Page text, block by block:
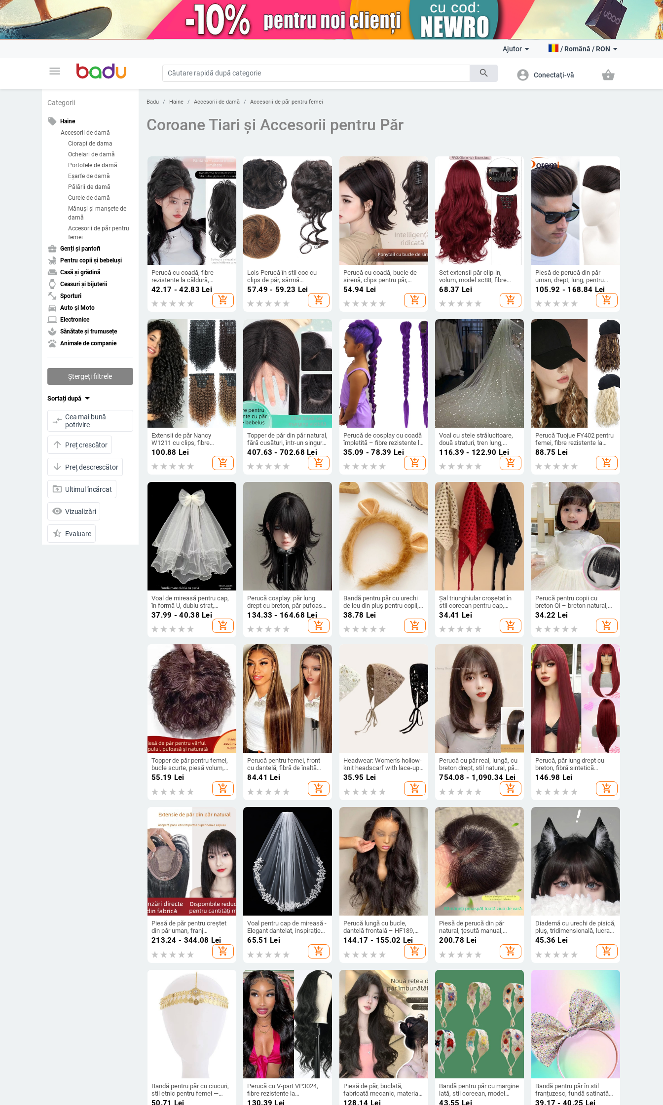
menu search
Ajutor / Română / RON
account_circle Conectați-vă shopping_basket
Categorii
local_offer
Haine
Accesorii de damă
Ciorapi de dama
Ochelari de damă
Portofele de damă
Eșarfe de damă
Pălării de damă
Curele de damă
Mănuși și manșete de
damă
Accesorii de păr pentru
femei
business_center Genți și pantofi
child_friendly Pentru copii și bebeluși
weekend Casă și grădină
watch Ceasuri și bijuterii
fitness_center Sporturi
directions_car Auto și Moto
laptop Electronice
spa Sănătate și frumusețe
pets Animale de companie
Ștergeți filtrele
Sortați după arrow_drop_down
compare_arrows Cea mai bună
potrivire
arrow_upward Preț crescător
arrow_downward Preț descrescător
drive_folder_upload Ultimul încărcat
visibility Vizualizări
star_half Evaluare
Badu Haine Accesorii de damă Accesorii de păr pentru femei
Coroane Tiari și Accesorii pentru Păr
Perucă cu coadă, fibre
rezistente la căldură,
lungime medie‑lungă, stil
cascadă cu bucle, model
coadă cascadă, nu poate fi
42.17 - 42.83 Lei
add_shopping_cart
Lois Perucă în stil coc cu
clips de păr, sârmă
rezistentă la temperaturi
înalte, opțiuni de clips: clip
mic sau clip mare, nu este
compatibilă cu vopsirea cu
57.49 - 59.23 Lei
add_shopping_cart
Perucă cu coadă, bucle de
sirenă, clips pentru păr,
coadă scurtă, coroană înaltă,
54.94 Lei
add_shopping_cart
Set extensii păr clip-in,
volum, model sc88, fibre
rezistente la temperatură
înaltă, lungime șuviță 13 cm
68.37 Lei
add_shopping_cart
Piesă de perucă din păr
uman, drept, lung, pentru
bărbați, model BF139-BF142
105.92 - 168.84 Lei
add_shopping_cart
Extensii de păr Nancy
W1211 cu clips, fibre
sintetice rezistente la
temperatură, volum, pot fi
vopsite și permutate
100.88 Lei
add_shopping_cart
Topper de păr din păr natural,
fără cusături, într-un singur
bloc, complet lucrat manual,
oferă volum și acoperire a
părului alb, breton drept sau
407.63 - 702.68 Lei
add_shopping_cart
Perucă de cosplay cu coadă
împletită – fibre rezistente la
căldură, mecanism de
construcție
35.09 - 78.39 Lei
add_shopping_cart
Voal cu stele strălucitoare,
două straturi, tren lung,
accesoriu pentru păr
mireasă în stil pădure
116.39 - 122.90 Lei
add_shopping_cart
Perucă Tuojue FY402 pentru
femei, fibre rezistente la
temperatură, mecanism de
fabricație, nu poate fi vopsită
88.75 Lei
add_shopping_cart
Voal de mireasă pentru cap,
în formă U, dublu strat,
tricotat, stil feeric, pentru
ședința foto de nuntă
37.99 - 40.38 Lei
add_shopping_cart
Perucă cosplay: păr lung
drept cu breton, păr pufoasă,
stratificat, perucă completă,
simulare 2D cosplay, fibre
rezistente la temperaturi
134.33 - 164.68 Lei
add_shopping_cart
Bandă pentru păr cu urechi
de leu din pluș pentru copii,
accesoriu drăguț pentru
cosplay
38.78 Lei
add_shopping_cart
Șal triunghiular croșetat în
stil coreean pentru cap,
unisex, cu plasă goală,
accesorii pentru bentiță de
păr, primăvara 2025
34.41 Lei
add_shopping_cart
Perucă pentru copii cu
breton Qi – breton natural,
pentru fetițe, nu se vopsește
și nu se face perm
34.22 Lei
add_shopping_cart
Topper de păr pentru femei,
bucle scurte, piesă volum,
fibre rezistente la
mecanism de atașare
55.19 Lei
add_shopping_cart
Perucă pentru femei, front
cu dantelă, fibră de înaltă
temperatură, păr lung drept,
84.41 Lei
add_shopping_cart
Headwear: Women's hollow-
knit headscarf with lace-up
triangular headband,
Japanese pastoral style
(Material: Other; Kind:
Headbands, hair ties; Shape:
35.95 Lei
add_shopping_cart
Perucă cu păr real, lungă, cu
breton drept, stil natural, păr
uman, poate fi vopsită sau
754.08 - 1,090.34 Lei
add_shopping_cart
Perucă, păr lung drept cu
breton, fibră sintetică
rezistentă la temperaturi,
model G924, breton drept
sau înclinat, conferă volum
146.98 Lei
add_shopping_cart
Piesă de păr pentru creștet
din păr uman, franj
franțuzesc, capac în formă
de T, piesă unică, păr lung
drept, 20–40 cm
213.24 - 344.08 Lei
add_shopping_cart
Voal pentru cap de mireasă -
Elegant dantelat, inspirație
vintage; Material: Țesătură;
An/Sezon: Vară 2024
65.51 Lei
add_shopping_cart
Perucă lungă cu bucle,
dantelă frontală – HF189,
fibră la temperaturi înalte,
aspect natural, stil exotic
144.17 - 155.02 Lei
add_shopping_cart
Piesă de perucă din păr
natural, țesută manual,
breton în formă de opt
(lanugo) pentru acoperirea
liniei părului; invizibil, natural,
ușor și respirabil (Material:
Vopsire/coafare permisă;
Tip păr: drept)
200.78 Lei
add_shopping_cart
Diademă cu urechi de pisică,
pluș, tridimensională, lucrată
manual, stil coreean,
feminine
45.36 Lei
add_shopping_cart
Bandă pentru păr cu ciucuri,
stil etnic pentru femei —
material: Altul; categorie:
50.71 Lei
Perucă cu V-part VP3024,
fibre rezistente la
temperatură, mecanism,
130.39 Lei
Piesă de păr, buclată,
fabricată mecanic, material:
mătase rezistentă la
128.14 Lei
Bandă pentru păr cu margine
lată, stil coreean, model
ondulat, personalizabilă la
43.55 Lei
Bandă pentru păr în stil
franțuzesc, fundă satinată
de înaltă calitate, pentru
39.17 - 40.25 Lei